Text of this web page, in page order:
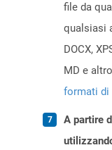
file da
qualsiasi
DOCX,
MD e
formati di
A partire